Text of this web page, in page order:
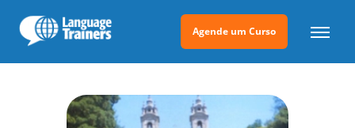
Agende um Curso